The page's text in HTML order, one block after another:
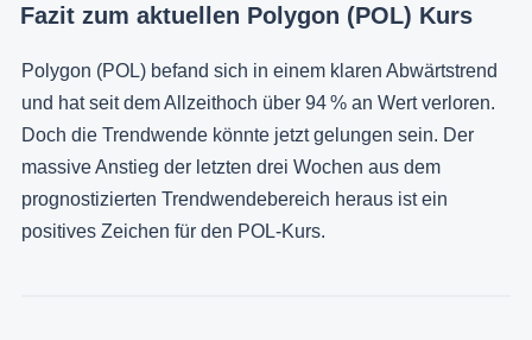
Fazit zum aktuellen Polygon (POL) Kurs
Polygon (POL) befand sich in einem klaren Abwärtstrend
und hat seit dem Allzeithoch über 94 % an Wert verloren.
Doch die Trendwende könnte jetzt gelungen sein. Der
massive Anstieg der letzten drei Wochen aus dem
prognostizierten Trendwendebereich heraus ist ein
positives Zeichen für den POL-Kurs.